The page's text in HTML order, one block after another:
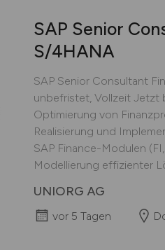
SAP Senior
S/4HANA
SAP Senior Consultant
unbefristet, Vollzeit Jetzt
Optimierung von
Realisierung und
SAP Finance-Modulen
Modellierung effizienter
UNIORG AG
vor 5 Tagen